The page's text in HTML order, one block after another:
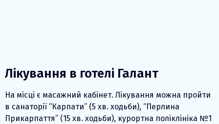
Лікування в готелі Галант
На місці є масажний кабінет. Лікування можна пройти
в санаторії “Карпати” (5 хв. ходьби), “Перлина
Прикарпаття” (15 хв. ходьби), курортна поліклініка №1